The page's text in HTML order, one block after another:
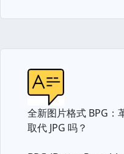
全新图片格式 BPG：
取代 JPG 吗？